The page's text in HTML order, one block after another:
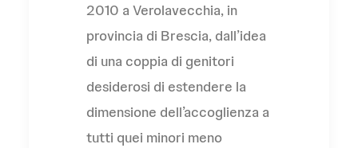
2010 a Verolavecchia, in
provincia di Brescia, dall’idea
di una coppia di genitori
desiderosi di estendere la
dimensione dell’accoglienza a
tutti quei minori meno